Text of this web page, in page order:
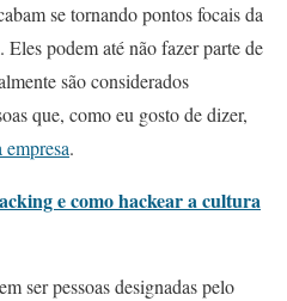
se tornando pontos focais da
Eles podem até não fazer parte de
são considerados
que, como eu gosto de dizer,
.
e como hackear a cultura
ser pessoas designadas pelo